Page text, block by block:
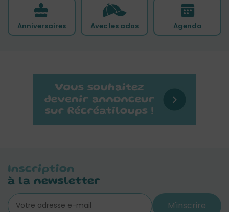
Anniversaires Avec les ados Agenda
Inscription
à la newsletter
M'inscrire